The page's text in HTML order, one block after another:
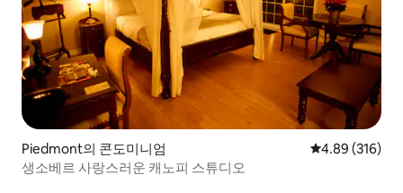
Piedmont의 콘도미니엄 평점 4.89점(5
4.89 (316)
생소베르 사랑스러운 캐노피 스튜디오